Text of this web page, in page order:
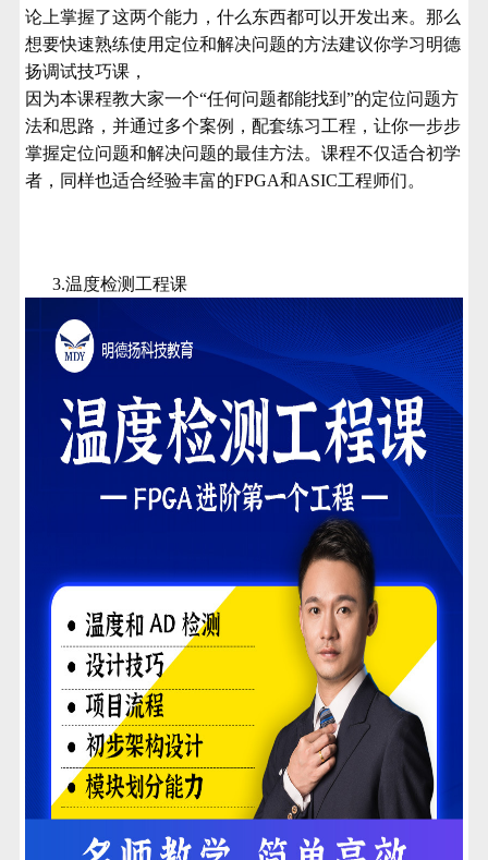
论上掌握了这两个能力，什么东西都可以开发出来。那么
想要快速熟练使用定位和解决问题的方法建议你学习明德
扬调试技巧课，
因为本课程教大家一个“任何问题都能找到”的定位问题方
法和思路，并通过多个案例，配套练习工程，让你一步步
掌握定位问题和解决问题的最佳方法。课程不仅适合初学
者，同样也适合经验丰富的FPGA和ASIC工程师们。
3.温度检测工程课